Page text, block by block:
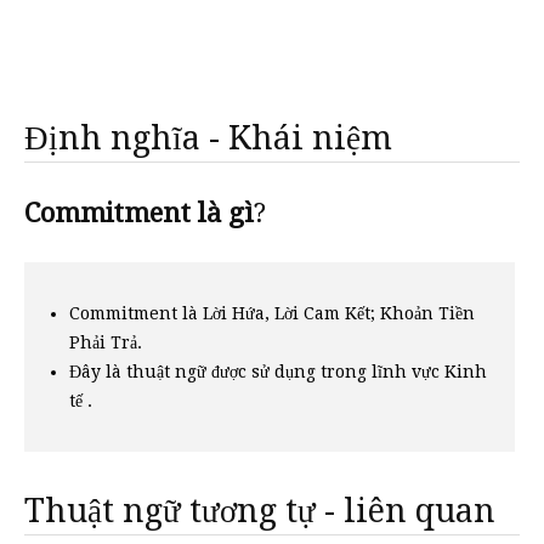
Định nghĩa - Khái niệm
Commitment là gì?
Commitment là Lời Hứa, Lời Cam Kết; Khoản Tiền
Phải Trả.
Đây là thuật ngữ được sử dụng trong lĩnh vực Kinh
tế .
Thuật ngữ tương tự - liên quan